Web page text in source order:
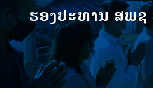
ຮອງປະທານ ສພຊ